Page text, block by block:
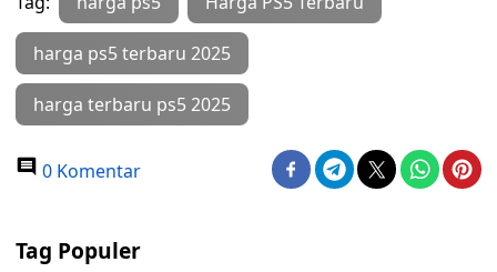
harga ps5 terbaru 2025
harga terbaru ps5 2025
0 Komentar
Tag Populer